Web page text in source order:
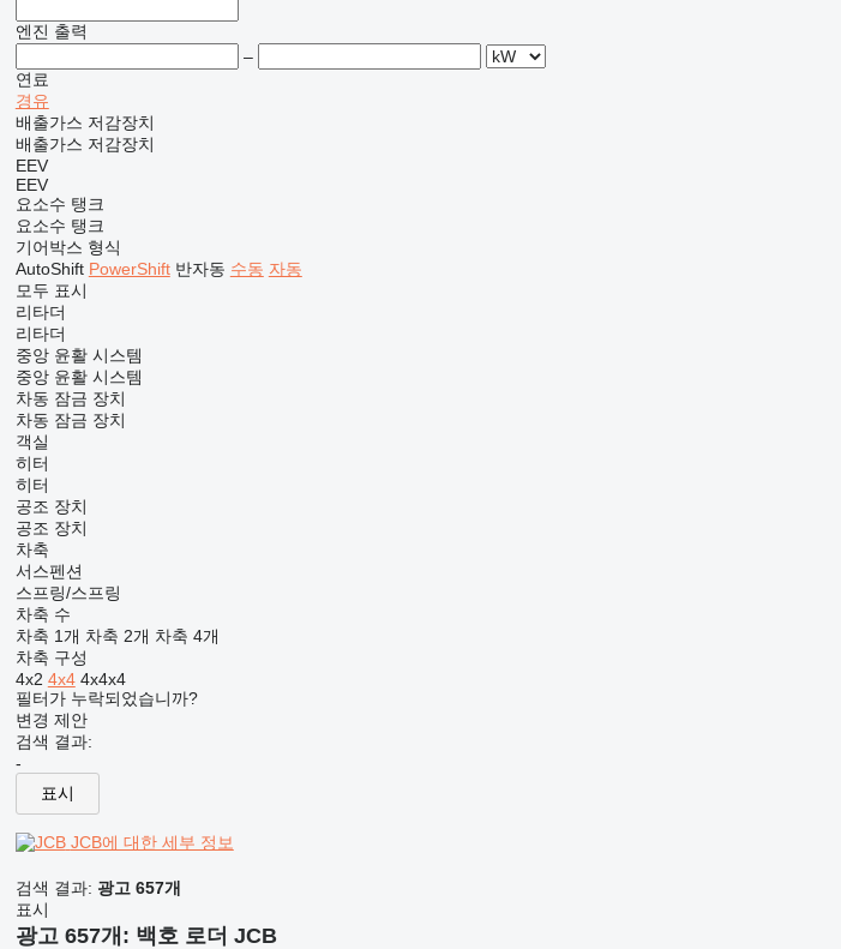
엔진 출력
–
연료
경유
배출가스 저감장치
배출가스 저감장치
EEV
EEV
요소수 탱크
요소수 탱크
기어박스 형식
AutoShift PowerShift 반자동 수동 자동
모두 표시
리타더
리타더
중앙 윤활 시스템
중앙 윤활 시스템
차동 잠금 장치
차동 잠금 장치
객실
히터
히터
공조 장치
공조 장치
차축
서스펜션
스프링/스프링
차축 수
차축 1개 차축 2개 차축 4개
차축 구성
4x2 4x4 4x4x4
필터가 누락되었습니까?
변경 제안
검색 결과:
-
표시
JCB에 대한 세부 정보
검색 결과: 광고 657개
표시
광고 657개: 백호 로더 JCB